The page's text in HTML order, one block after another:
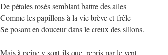
De pétales rosés semblant battre des ailes
Comme les papillons à la vie brève et frêle
Se posant en douceur dans le creux des sillons.
Mais à peine y sont-ils que, repris par le vent